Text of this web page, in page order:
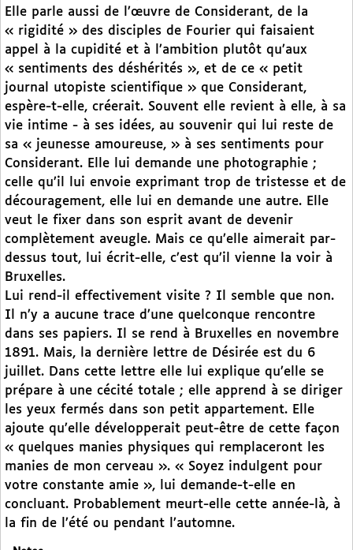
Elle parle aussi de l’œuvre de Considerant, de la
« rigidité » des disciples de Fourier qui faisaient
appel à la cupidité et à l’ambition plutôt qu’aux
« sentiments des déshérités », et de ce « petit
journal utopiste scientifique » que Considerant,
espère-t-elle, créerait. Souvent elle revient à elle, à sa
vie intime - à ses idées, au souvenir qui lui reste de
sa « jeunesse amoureuse, » à ses sentiments pour
Considerant. Elle lui demande une photographie ;
celle qu’il lui envoie exprimant trop de tristesse et de
découragement, elle lui en demande une autre. Elle
veut le fixer dans son esprit avant de devenir
complètement aveugle. Mais ce qu’elle aimerait par-
dessus tout, lui écrit-elle, c’est qu’il vienne la voir à
Bruxelles.
Lui rend-il effectivement visite ? Il semble que non.
Il n’y a aucune trace d’une quelconque rencontre
dans ses papiers. Il se rend à Bruxelles en novembre
1891. Mais, la dernière lettre de Désirée est du 6
juillet. Dans cette lettre elle lui explique qu’elle se
prépare à une cécité totale ; elle apprend à se diriger
les yeux fermés dans son petit appartement. Elle
ajoute qu’elle développerait peut-être de cette façon
« quelques manies physiques qui remplaceront les
manies de mon cerveau ». « Soyez indulgent pour
votre constante amie », lui demande-t-elle en
concluant. Probablement meurt-elle cette année-là, à
la fin de l’été ou pendant l’automne.